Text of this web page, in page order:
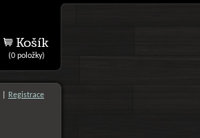
Registrace
Košík
(0 položky)